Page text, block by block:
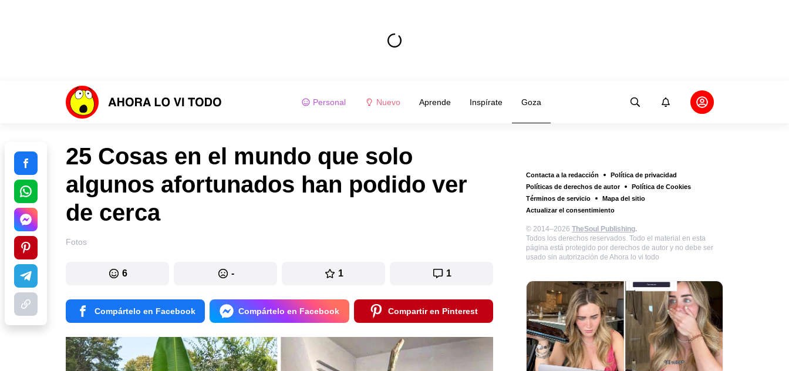
Personal Nuevo Aprende Inspírate Goza
Contacta a la redacción
Política de privacidad
Políticas de derechos de autor
Política de Cookies
Términos de servicio
Mapa del sitio
Actualizar el consentimiento
© 2014–2026 TheSoul Publishing.
Todos los derechos reservados. Todo el material en esta
página está protegido por derechos de autor y no debe ser
usado sin autorización de Ahora lo vi todo
25 Cosas en el mundo que solo
algunos afortunados han podido ver
de cerca
Fotos
6 - 1 1
Compártelo en Facebook Compártelo en Facebook Compartir en Pinterest